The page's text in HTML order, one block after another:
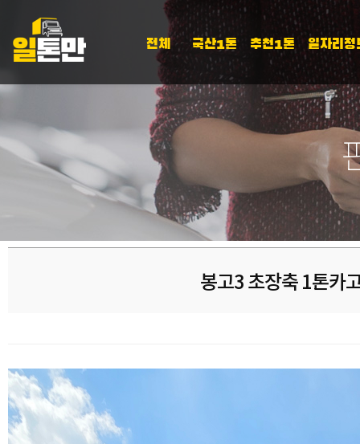
전체 국산1톤 추천1톤 일자리정
봉고3 초장축 1톤카